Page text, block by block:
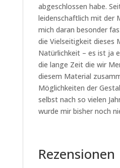
abgeschlossen habe.
leidenschaftlich mit der
mich daran besonder
die Vielseitigkeit dieses
Natürlichkeit – es ist ja
die lange Zeit die wir
diesem Material
Möglichkeiten der
selbst nach so vielen
wurde mir bisher noch
Rezensionen